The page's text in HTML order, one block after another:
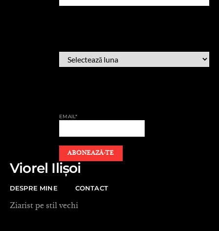
EMAIL*
Viorel Ilișoi
DESPRE MINE CONTACT
Ziarist pe stil vechi